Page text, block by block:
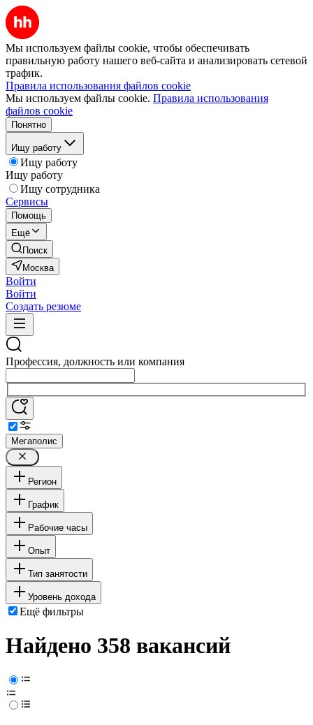
Мы используем файлы cookie, чтобы обеспечивать
правильную работу нашего веб-сайта и анализировать сетевой
трафик.
Правила использования файлов cookie
Мы используем файлы cookie. Правила использования
файлов cookie
Понятно
Ищу работу
Ищу работу
Ищу работу
Ищу сотрудника
Сервисы
Помощь
Ещё
Поиск
Москва
Войти
Войти
Создать резюме
Профессия, должность или компания
Мегаполис
Регион
График
Рабочие часы
Опыт
Тип занятости
Уровень дохода
Ещё фильтры
Найдено 358 вакансий